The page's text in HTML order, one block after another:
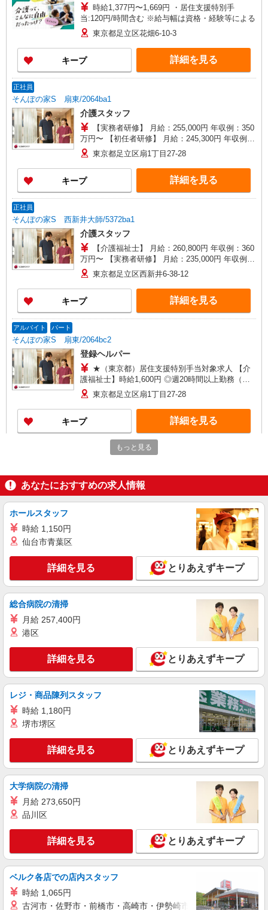
時給1,377円〜1,669円 ・居住支援特別手
当:120円/時間含む ※給与幅は資格・経験等による
東京都足立区花畑6-10-3
キープ 詳細を見る
正社員
そんぽの家S 扇東/2064ba1
介護スタッフ
【実務者研修】 月給：255,000円 年収例：350
万円〜 【初任者研修】 月給：245,300円 年収例：
335万円〜 ※職務手当、（東京都）居住支援特別
手当、日祝手当（月平均2回分）、夜勤手当（月平
均5回分）等、毎月平均的に支払われる手当を含み
ます。 ※居住支援特別手当は勤続5年目までの方
はさらに1万円支給（再入社は除く） ◎賞与：基
支給（超過1分〜）
東京都足立区扇1丁目27-28
キープ 詳細を見る
正社員
そんぽの家S 西新井大師/5372ba1
介護スタッフ
【介護福祉士】 月給：260,800円 年収例：360
万円〜 【実務者研修】 月給：235,000円 年収例：
325万円〜 【初任者研修】 月給：：225,300円 年
収例：310万円〜 ※職務手当、（東京都）居住支
援特別手当、働きがい向上手当、働きがい向上手
当、日祝手当（月平均2回分）、夜勤手当（月平均
1回分）等、毎月平均的に支払われる手当を含みま
業時は別途時間外手当支給（超過1分〜） ◎居住
支援特別手当は勤続5年目までの方はさらに1万円
支給（再入社は除く） ◎賞与 基本給2.08ヶ月分/
年支給
東京都足立区西新井6-38-12
キープ 詳細を見る
アルバイト パート
そんぽの家S 扇東/2064bc2
登録ヘルパー
★（東京都）居住支援特別手当対象求人 【介
護福祉士】時給1,600円 ◎週20時間以上勤務（社
保加入者）の場合は時給1,650円 ＊早朝夜間（〜8
時、18時〜）：時給2,000円〜 ＊日曜祝日：時給
1,900円〜 【実務者研修・初任者研修（ヘルパー1
級・2級）】時給1,520円 ◎週20時間以上勤務（社
保加入者）の場合は時給1,570円 ＊早朝夜間（〜8
時、18時〜）：時給1,900円〜 ＊日曜祝日：時給
1,820円〜 ◎身体介助、生活援助が同時給 ◎キャ
手当は勤続5年目までの方はさらに時給＋50円（再
入社者は除く）
東京都足立区扇1丁目27-28
キープ 詳細を見る
介護スタッフ
【実務者研修】 月給：255,000円 年収例：350
万円〜 【初任者研修】 月給：245,300円 年収例：
手当、働きがい向上手当、日祝手当（月平均2回
分）、夜勤手当（月平均5回分）等、毎月平均的に
支払われる手当を含みます。 ※居住支援特別手当
は除く） ◎賞与：基本給2.08ヶ月分/年支給 ◎残
業時は別途時間外手当支給（超過1分〜）
キープ 詳細を見る
パート
そんぽの家S 足立保塚/2067bc3
登録ヘルパー
＊日曜祝日：時給1,620円〜 ーーーーーーー
キープ 詳細を見る
そんぽの家S 北綾瀬/2065ba1
【介護福祉士】 月給：280,800円 年収例：379
万円〜 ※職務手当、特別職務手当、（東京都）居
住支援特別手当、働きがい向上手当、日祝手当
（月平均2回分）、夜勤手当（月平均5回分）等、
毎月平均的に支払われる手当を含みます。 ※居住
支援特別手当は勤続5年目までの方はさらに1万円
年支給 ◎残業時は別途時間外手当支給（超過1
東京都足立区北加平町3-26
キープ 詳細を見る
正社員
SOMPOケア 梅島 訪問介護/3006ca1
介護スタッフ
【実務者研修】 月給：230,000円 年収例：320
万円〜 【初任者研修】 月給：220,300円 年収例：
305万円〜 ※職務手当、（東京都）居住支援特別
手当、働きがい向上手当、日祝手当（月平均2回
分）等、毎月平均的に支払われる手当を含みま
す。 ※居住支援特別手当は勤続5年目までの方は
東京都足立区足立3丁目33-1 田口会館ビル
もっと見る
あなたにおすすめの求人情報
ホールスタッフ
時給 1,150円
仙台市青葉区
詳細を見る とりあえずキープ
総合病院の清掃
月給 257,400円
港区
詳細を見る とりあえずキープ
レジ・商品陳列スタッフ
時給 1,180円
堺市堺区
詳細を見る とりあえずキープ
大学病院の清掃
月給 273,650円
品川区
詳細を見る とりあえずキープ
ベルク各店での店内スタッフ
時給 1,065円
古河市・佐野市・前橋市・高崎市・伊勢崎市・太田市・館林市